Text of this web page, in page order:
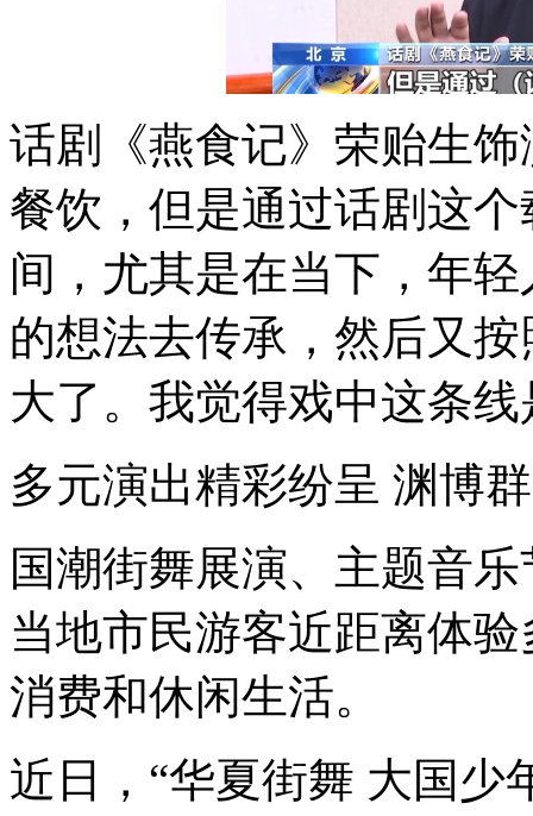
话剧《燕食记》荣贻生
餐饮，但是通过话剧这
间，尤其是在当下，年
的想法去传承，然后又
大了。我觉得戏中这条
多元演出精彩纷呈 渊博
国潮街舞展演、主题音
当地市民游客近距离体
消费和休闲生活。
近日，“华夏街舞 大国少